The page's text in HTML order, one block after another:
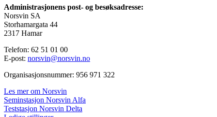
Administrasjonens post- og besøksadresse:
Norsvin SA
Storhamargata 44
2317 Hamar
Telefon: 62 51 01 00
E-post: norsvin@norsvin.no
Organisasjonsnummer: 956 971 322
Les mer om Norsvin
Seminstasjon Norsvin Alfa
Teststasjon Norsvin Delta